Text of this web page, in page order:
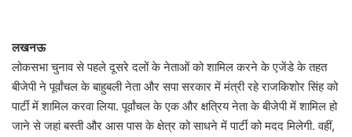
लखनऊ
लोकसभा चुनाव से पहले दूसरे दलों के नेताओं को शामिल करने के एजेंडे के तहत
बीजेपी ने पूर्वांचल के बाहुबली नेता और सपा सरकार में मंत्री रहे राजकिशोर सिंह को
पार्टी में शामिल करवा लिया. पूर्वांचल के एक और क्षत्रिय नेता के बीजेपी में शामिल हो
जाने से जहां बस्ती और आस पास के क्षेत्र को साधने में पार्टी को मदद मिलेगी. वहीं,